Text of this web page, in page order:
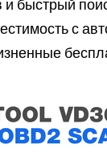
быстрый
с